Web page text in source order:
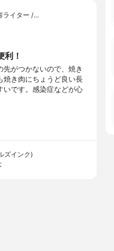
ライター /…
利！
先がつかないので、焼き
焼き肉にちょうど良い長
いです。感染症などが心
ズインク)